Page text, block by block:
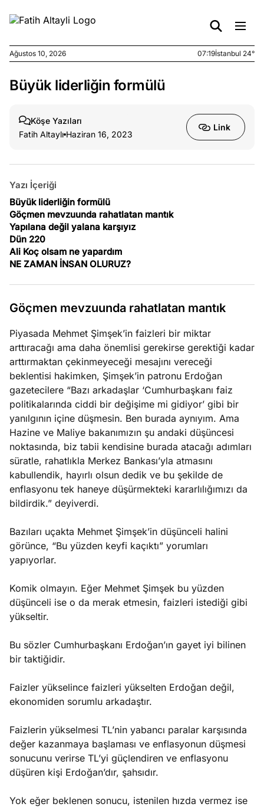
Ağustos
Ağustos
7, 2026
kirli
kimler
Ağustos
6, 2026
yasalar
Köşe
Yazıları
Spor
Yazıları
Ağustos 10, 2026 07:19İstanbul 24°
Büyük liderliğin formülü
Köşe Yazıları
Fatih Altaylı Haziran 16, 2023
Link
Yazı İçeriği
Büyük liderliğin formülü
Göçmen mevzuunda rahatlatan mantık
Yapılana değil yalana karşıyız
Dün 220
Ali Koç olsam ne yapardım
NE ZAMAN İNSAN OLURUZ?
Göçmen mevzuunda rahatlatan mantık
Piyasada Mehmet Şimşek’in faizleri bir miktar
arttıracağı ama daha önemlisi gerekirse gerektiği kadar
arttırmaktan çekinmeyeceği mesajını vereceği
beklentisi hakimken, Şimşek’in patronu Erdoğan
gazetecilere “Bazı arkadaşlar ‘Cumhurbaşkanı faiz
politikalarında ciddi bir değişime mi gidiyor’ gibi bir
yanılgının içine düşmesin. Ben burada aynıyım. Ama
Hazine ve Maliye bakanımızın şu andaki düşüncesi
noktasında, biz tabii kendisine burada atacağı adımları
süratle, rahatlıkla Merkez Bankası’yla atmasını
kabullendik, hayırlı olsun dedik ve bu şekilde de
enflasyonu tek haneye düşürmekteki kararlılığımızı da
bildirdik.” deyiverdi.
Bazıları uçakta Mehmet Şimşek’in düşünceli halini
görünce, “Bu yüzden keyfi kaçıktı” yorumları
yapıyorlar.
Komik olmayın. Eğer Mehmet Şimşek bu yüzden
düşünceli ise o da merak etmesin, faizleri istediği gibi
yükseltir.
Bu sözler Cumhurbaşkanı Erdoğan’ın gayet iyi bilinen
bir taktiğidir.
Faizler yükselince faizleri yükselten Erdoğan değil,
ekonomiden sorumlu arkadaştır.
Faizlerin yükselmesi TL’nin yabancı paralar karşısında
değer kazanmaya başlaması ve enflasyonun düşmesi
sonucunu verirse TL’yi güçlendiren ve enflasyonu
düşüren kişi Erdoğan’dır, şahsıdır.
Yok eğer beklenen sonucu, istenilen hızda vermez ise